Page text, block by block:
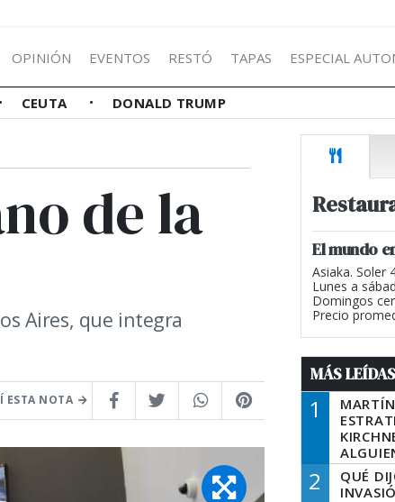
OPINIÓN EVENTOS RESTÓ TAPAS ESPECIAL
CEUTA DONALD TRUMP
de la
Aires, que integra
ESTA NOTA
El mundo
Asiaka. Soler
Lunes a
Domingos
Precio
MÁS LEÍDAS
1
DECIR
TIENE
2
QUÉ